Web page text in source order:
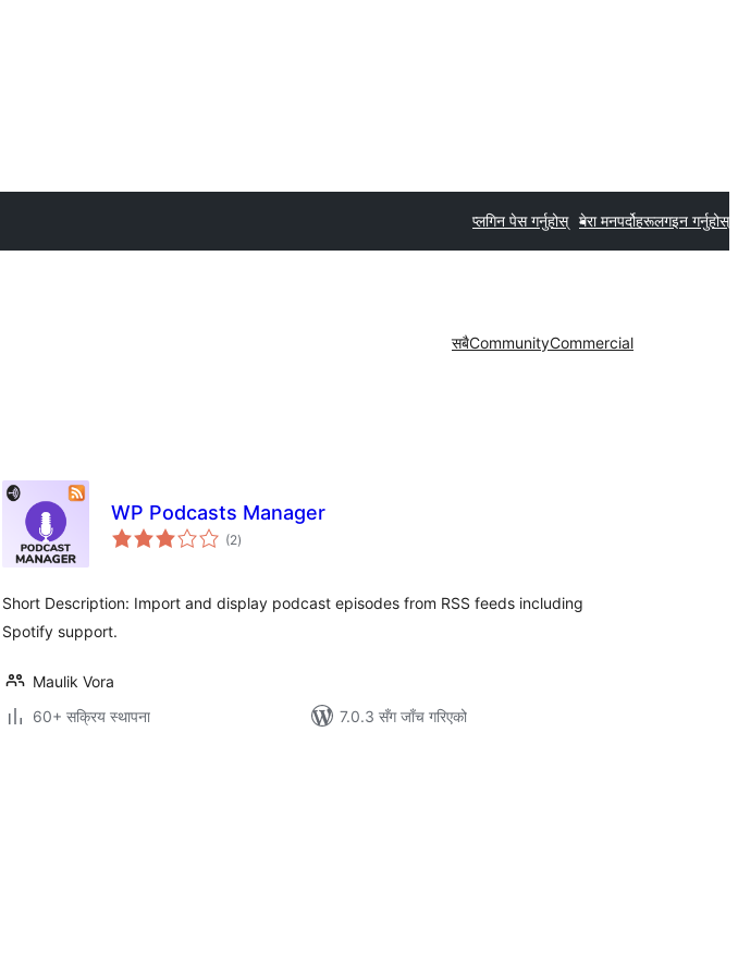
प्लगिन पेस गर्नुहोस् मेरा मनपर्दोहरूलगइन गर्नुहोस्
सबैCommunityCommercial
WP Podcasts Manager
(2कुल
रेटिङ्गहरू
)
Short Description: Import and display podcast episodes from RSS feeds including
Spotify support.
Maulik Vora
60+ सक्रिय स्थापना
7.0.3 सँग जाँच गरिएको